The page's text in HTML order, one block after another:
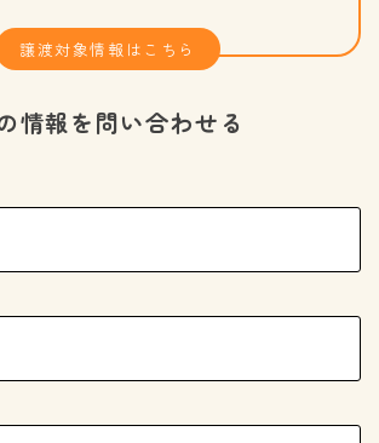
譲渡対象情報はこちら
情報を問い合わせる